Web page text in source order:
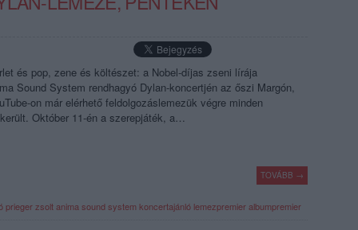
és pop, zene és költészet: a Nobel-díjas zseni lírája
Sound System rendhagyó Dylan-koncertjén az őszi Margón,
on már elérhető feldolgozáslemezük végre minden
Október 11-én a szerepjáték, a…
TOVÁBB →
prieger zsoltanima sound system koncertajánló lemezpremieralbumpremier